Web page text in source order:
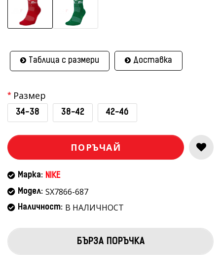
Таблица с размери Доставка
Размер
34-38 38-42 42-46
ПОРЪЧАЙ
Марка: NIKE
Модел: SX7866-687
Наличност: В НАЛИЧНОСТ
БЪРЗА ПОРЪЧКА